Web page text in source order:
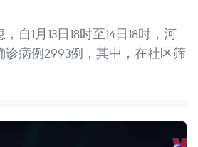
自1月13日18时至14日18时，河
病例2993例，其中，在社区筛